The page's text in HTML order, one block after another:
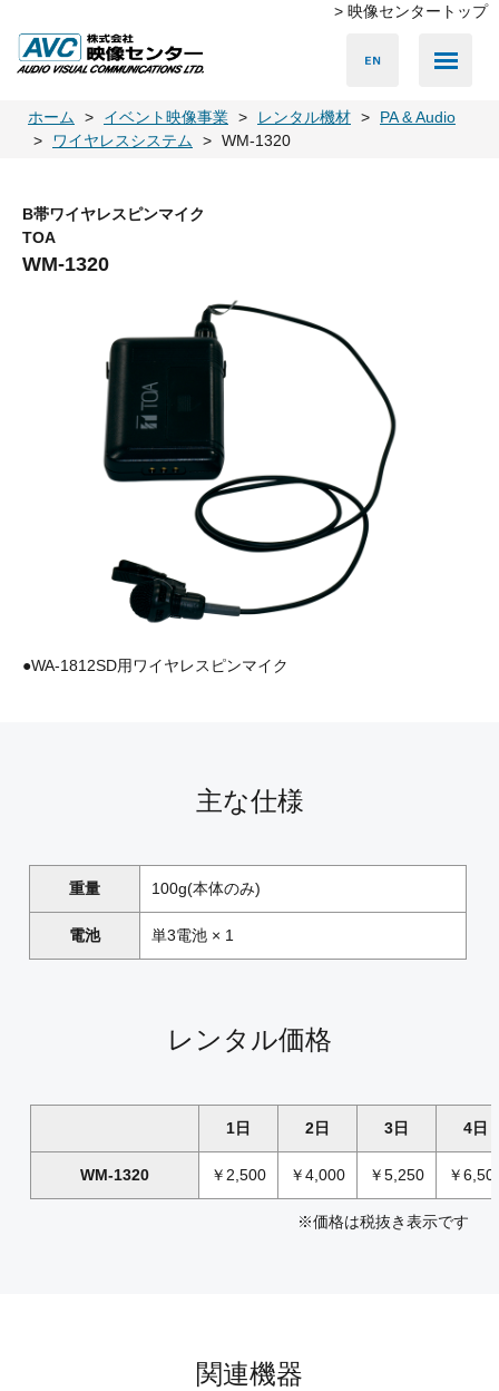
> 映像センタートップ
ホーム イベント映像事業 レンタル機材
PA & Audio
ワイヤレスシステム
WM-1320
B帯ワイヤレスピンマイク
TOA
WM-1320
●WA-1812SD用ワイヤレスピンマイク
主な仕様
重量 100g(本体のみ)
電池 単3電池 × 1
レンタル価格
1日 2日 3日 4日
WM-1320 ￥2,500 ￥4,000 ￥5,250 ￥
※価格は税抜き表示です
関連機器